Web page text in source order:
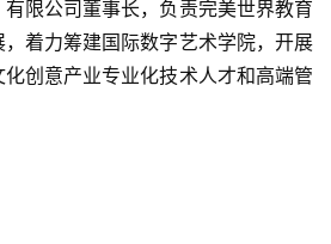
限公司董事长，负责完美世界教育
着力筹建国际数字艺术学院，开展
创意产业专业化技术人才和高端管